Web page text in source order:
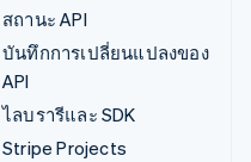
สถานะ API
บันทึกการเปลี่ยนแปลงของ
API
ไลบรารีและ SDK
Stripe Projects